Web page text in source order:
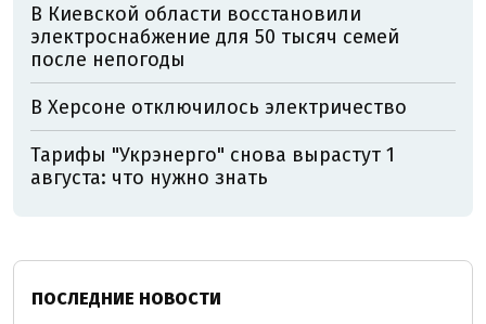
В Киевской области восстановили
электроснабжение для 50 тысяч семей
после непогоды
В Херсоне отключилось электричество
Тарифы "Укрэнерго" снова вырастут 1
августа: что нужно знать
ПОСЛЕДНИЕ НОВОСТИ